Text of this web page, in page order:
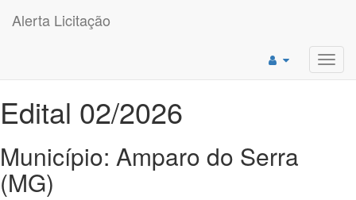
Alerta Licitação
Edital 02/2026
Município: Amparo do Serra
(MG)